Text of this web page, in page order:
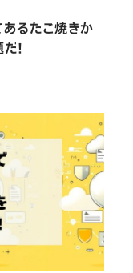
るたこ焼きか
！